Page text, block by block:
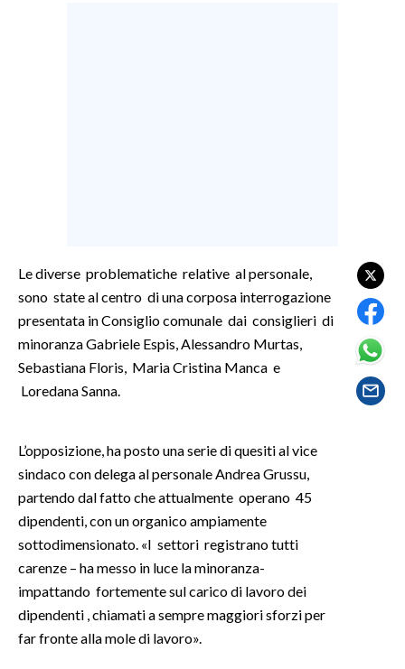
GOSSIP
SARDI NEL MONDO
EVENTI
#CARAUNIONE
3 MINUTI CON
INSULARITÀ
INFO AZIENDE
Le diverse problematiche relative al personale,
sono state al centro di una corposa interrogazione
presentata in Consiglio comunale dai consiglieri di
minoranza Gabriele Espis, Alessandro Murtas,
Sebastiana Floris, Maria Cristina Manca e
Loredana Sanna.
L’opposizione, ha posto una serie di quesiti al vice
sindaco con delega al personale Andrea Grussu,
partendo dal fatto che attualmente operano 45
dipendenti, con un organico ampiamente
sottodimensionato. «I settori registrano tutti
carenze – ha messo in luce la minoranza-
impattando fortemente sul carico di lavoro dei
dipendenti , chiamati a sempre maggiori sforzi per
far fronte alla mole di lavoro».